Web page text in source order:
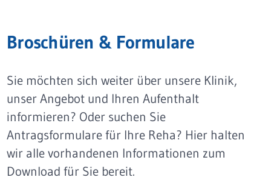
Broschüren & Formulare
Sie möchten sich weiter über unsere Klinik,
unser Angebot und Ihren Aufenthalt
informieren? Oder suchen Sie
Antragsformulare für Ihre Reha? Hier halten
wir alle vorhandenen Informationen zum
Download für Sie bereit.